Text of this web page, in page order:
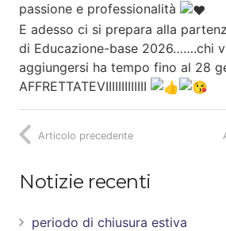
passione e professionalità
E adesso ci si prepara alla
di Educazione-base 2026…….chi
aggiungersi ha tempo fino al 28
AFFRETTATEVIIIIIIIIIIIII
Articolo precedente
Notizie recenti
periodo di chiusura estiva